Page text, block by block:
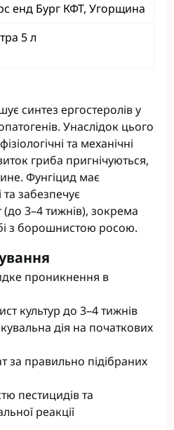
енд Бург КФТ, Угорщина
5 л
синтез ергостеролів у
Унаслідок цього
та механічні
гриба пригнічуються,
Фунгіцид має
та забезпечує
3–4 тижнів), зокрема
з борошнистою росою.
проникнення в
культур до 3–4 тижнів
дія на початкових
за правильно підібраних
пестицидів та
реакції